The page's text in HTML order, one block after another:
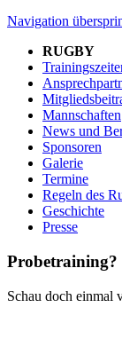
Navigation
RUGBY
Mannschaften
News und
Sponsoren
Galerie
Termine
Regeln des
Geschichte
Presse
Probetraining?
Schau doch einmal